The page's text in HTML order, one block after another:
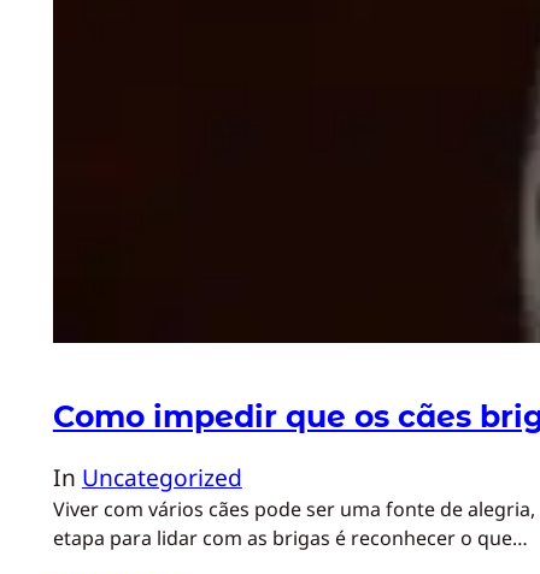
Como impedir que os cães
In Uncategorized
Viver com vários cães pode ser uma fonte de
etapa para lidar com as brigas é reconhecer o que…